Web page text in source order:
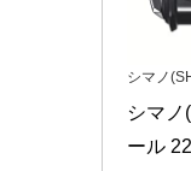
シマノ
シマノ
ール